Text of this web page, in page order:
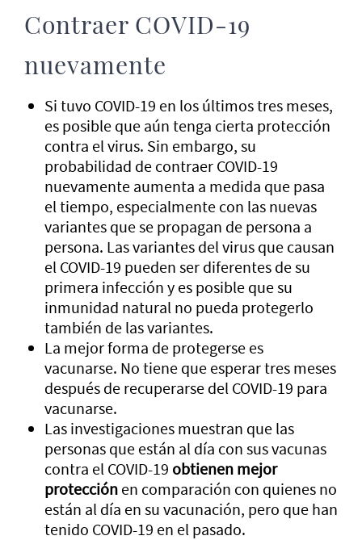
Contraer COVID-19
nuevamente
Si tuvo COVID-19 en los últimos tres meses,
es posible que aún tenga cierta protección
contra el virus. Sin embargo, su
probabilidad de contraer COVID-19
nuevamente aumenta a medida que pasa
el tiempo, especialmente con las nuevas
variantes que se propagan de persona a
persona. Las variantes del virus que causan
el COVID-19 pueden ser diferentes de su
primera infección y es posible que su
inmunidad natural no pueda protegerlo
también de las variantes.
La mejor forma de protegerse es
vacunarse. No tiene que esperar tres meses
después de recuperarse del COVID-19 para
vacunarse.
Las investigaciones muestran que las
personas que están al día con sus vacunas
contra el COVID-19 obtienen mejor
protección en comparación con quienes no
están al día en su vacunación, pero que han
tenido COVID-19 en el pasado.